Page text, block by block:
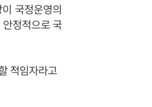
국정운영의
정적으로 국
적임자라고